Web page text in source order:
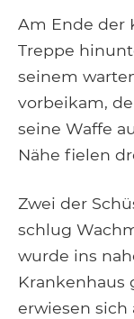
Am Ende der
Treppe
seinem
vorbeikam,
seine Waffe
Nähe fielen
Zwei der
schlug
wurde ins
Krankenhaus
erwiesen sich